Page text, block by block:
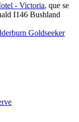
- Victoria, que se
I146 Bushland
Goldseeker